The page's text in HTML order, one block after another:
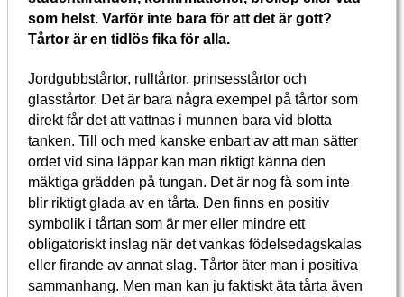
som helst. Varför inte bara för att det är gott?
Tårtor är en tidlös fika för alla.
Jordgubbstårtor, rulltårtor, prinsesstårtor och
glasstårtor. Det är bara några exempel på tårtor som
direkt får det att vattnas i munnen bara vid blotta
tanken. Till och med kanske enbart av att man sätter
ordet vid sina läppar kan man riktigt känna den
mäktiga grädden på tungan. Det är nog få som inte
blir riktigt glada av en tårta. Den finns en positiv
symbolik i tårtan som är mer eller mindre ett
obligatoriskt inslag när det vankas födelsedagskalas
eller firande av annat slag. Tårtor äter man i positiva
sammanhang. Men man kan ju faktiskt äta tårta även